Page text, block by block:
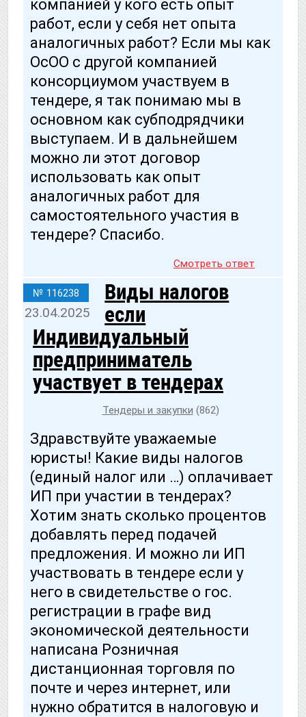
компанией у кого есть опыт
работ, если у себя нет опыта
аналогичных работ? Если мы как
ОсОО с другой компанией
консорциумом участвуем в
тендере, я так понимаю мы в
основном как субподрядчики
выступаем. И в дальнейшем
можно ли этот договор
использовать как опыт
аналогичных работ для
самостоятельного участия в
тендере? Спасибо.
Смотреть ответ
№ 116238
23.04.2025
Виды налогов
если
Индивидуальный
предприниматель
участвует в тендерах
Тендеры и закупки (862)
Здравствуйте уважаемые
юристы! Какие виды налогов
(единый налог или …) оплачивает
ИП при участии в тендерах?
Хотим знать сколько процентов
добавлять перед подачей
предложения. И можно ли ИП
участвовать в тендере если у
него в свидетельстве о гос.
регистрации в графе вид
экономической деятельности
написана Розничная
дистанционная торговля по
почте и через интернет, или
нужно обратится в налоговую и